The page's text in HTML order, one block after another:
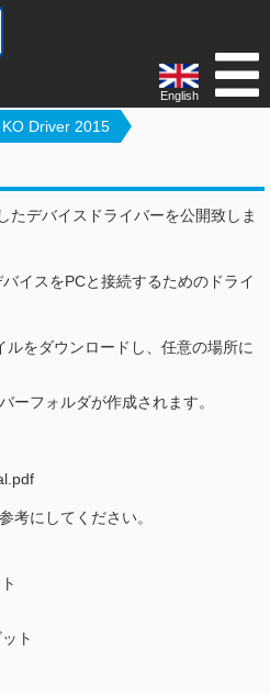
English
KO Driver 2015
たデバイスドライバーを公開致しま
イスをPCと接続するためのドライ
をダウンロードし、任意の場所に
ーフォルダが作成されます。
考にしてください。
ト